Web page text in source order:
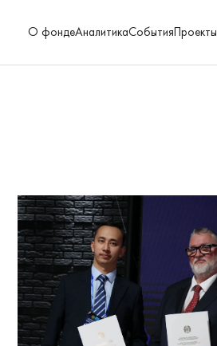
О фондеАналитикаСобытияПроекты